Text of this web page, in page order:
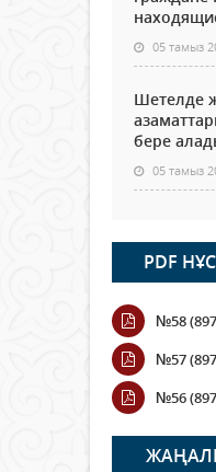
05 тамыз
Шетелде
бере
05 тамыз
баға әр
жағдайда
04 тамыз
PDF
№58
№57
№56